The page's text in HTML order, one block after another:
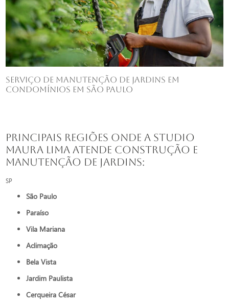
Serviço de manutenção de jardins em
condomínios em São Paulo
Principais regiões onde a Studio
Maura Lima atende Construção e
manutenção de jardins:
SP
São Paulo
Paraíso
Vila Mariana
Aclimação
Bela Vista
Jardim Paulista
Cerqueira César